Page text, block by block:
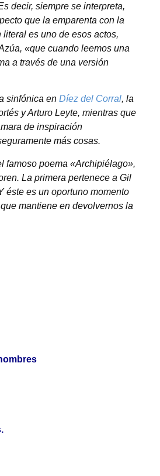
decir, siempre se interpreta,
que la emparenta con la
es uno de esos actos,
«que cuando leemos una
a través de una versión
sinfónica en Díez del Corral, la
y Arturo Leyte, mientras que
de inspiración
más cosas.
famoso poema «Archipiélago»,
La primera pertenece a Gil
éste es un oportuno momento
mantiene en devolvernos la